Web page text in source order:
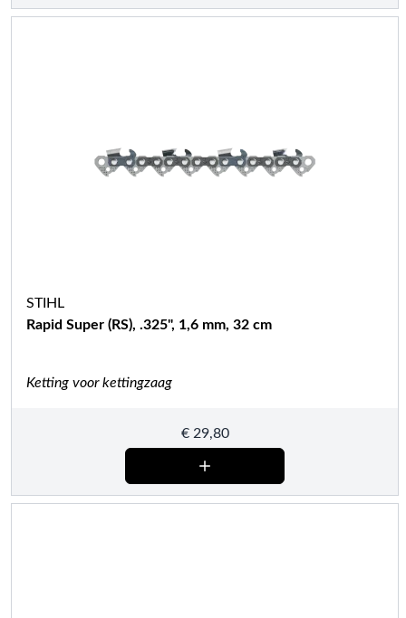
STIHL
Rapid Super (RS), .325", 1,6 mm, 32 cm
Ketting voor kettingzaag
€29,80